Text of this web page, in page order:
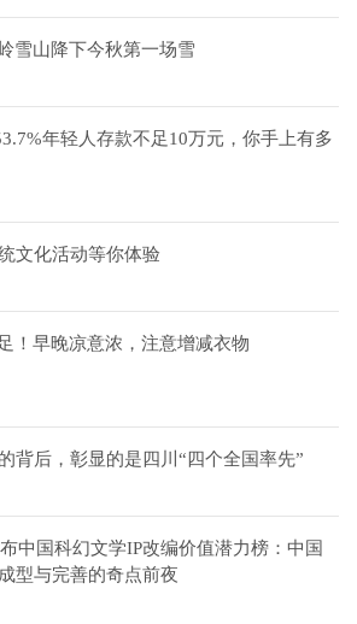
雪山降下今秋第一场雪
年轻人存款不足10万元，你手上有多
文化活动等你体验
！早晚凉意浓，注意增减衣物
背后，彰显的是四川“四个全国率先”
中国科幻文学IP改编价值潜力榜：中国
型与完善的奇点前夜